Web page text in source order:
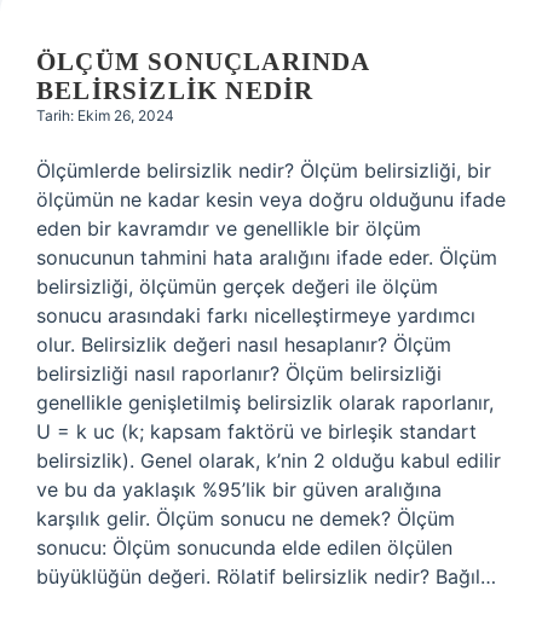
ÖLÇÜM SONUÇLARINDA
BELIRSIZLIK NEDIR
Tarih: Ekim 26, 2024
Ölçümlerde belirsizlik nedir? Ölçüm belirsizliği, bir
ölçümün ne kadar kesin veya doğru olduğunu ifade
eden bir kavramdır ve genellikle bir ölçüm
sonucunun tahmini hata aralığını ifade eder. Ölçüm
belirsizliği, ölçümün gerçek değeri ile ölçüm
sonucu arasındaki farkı nicelleştirmeye yardımcı
olur. Belirsizlik değeri nasıl hesaplanır? Ölçüm
belirsizliği nasıl raporlanır? Ölçüm belirsizliği
genellikle genişletilmiş belirsizlik olarak raporlanır,
U = k uc (k; kapsam faktörü ve birleşik standart
belirsizlik). Genel olarak, k’nin 2 olduğu kabul edilir
ve bu da yaklaşık %95’lik bir güven aralığına
karşılık gelir. Ölçüm sonucu ne demek? Ölçüm
sonucu: Ölçüm sonucunda elde edilen ölçülen
büyüklüğün değeri. Rölatif belirsizlik nedir? Bağıl…